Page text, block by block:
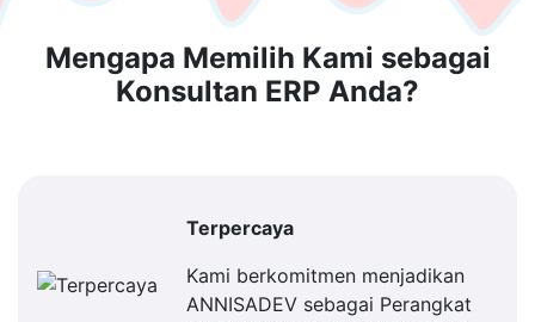
Mengapa Memilih Kami sebagai
Konsultan ERP Anda?
Terpercaya
Kami berkomitmen menjadikan
ANNISADEV sebagai Perangkat